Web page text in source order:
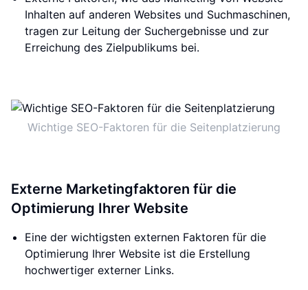
Inhalten auf anderen Websites und Suchmaschinen,
tragen zur Leitung der Suchergebnisse und zur
Erreichung des Zielpublikums bei.
Wichtige SEO-Faktoren für die Seitenplatzierung
Externe Marketingfaktoren für die
Optimierung Ihrer Website
Eine der wichtigsten externen Faktoren für die
Optimierung Ihrer Website ist die Erstellung
hochwertiger externer Links.